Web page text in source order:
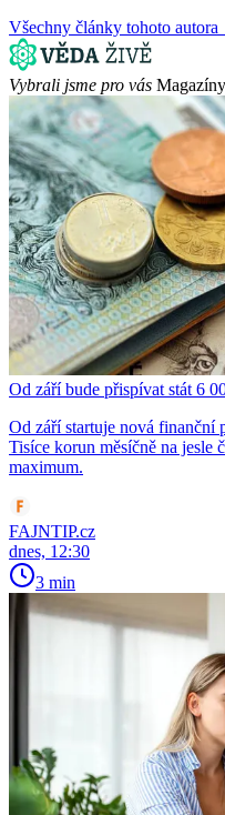
Všechny články tohoto
Vybrali jsme pro vás
Od září bude přispívat stát 6
Od září startuje nová finanční
Tisíce korun měsíčně na jesle
maximum.
FAJNTIP.cz
dnes, 12:30
3 min